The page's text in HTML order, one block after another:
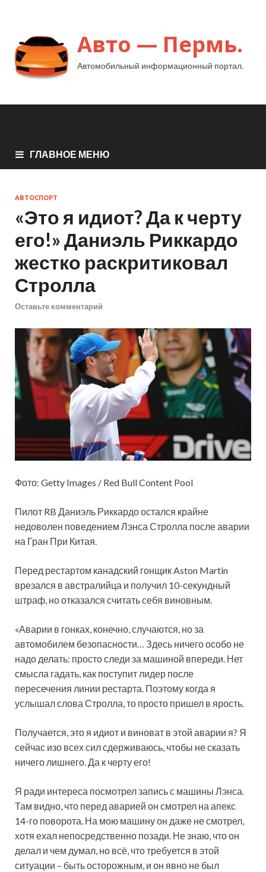
Авто — Пермь.
Автомобильный информационный портал.
ГЛАВНОЕ МЕНЮ
АВТОСПОРТ
«Это я идиот? Да к черту
его!» Даниэль Риккардо
жестко раскритиковал
Стролла
Оставьте комментарий
Фото: Getty Images / Red Bull Content Pool
Пилот RB Даниэль Риккардо остался крайне
недоволен поведением Лэнса Стролла после аварии
на Гран При Китая.
Перед рестартом канадский гонщик Aston Martin
врезался в австралийца и получил 10-секундный
штраф, но отказался считать себя виновным.
«Аварии в гонках, конечно, случаются, но за
автомобилем безопасности… Здесь ничего особо не
надо делать: просто следи за машиной впереди. Нет
смысла гадать, как поступит лидер после
пересечения линии рестарта. Поэтому когда я
услышал слова Стролла, то просто пришел в ярость.
Получается, это я идиот и виноват в этой аварии я? Я
сейчас изо всех сил сдерживаюсь, чтобы не сказать
ничего лишнего. Да к черту его!
Я ради интереса посмотрел запись с машины Лэнса.
Там видно, что перед аварией он смотрел на апекс
14-го поворота. На мою машину он даже не смотрел,
хотя ехал непосредственно позади. Не знаю, что он
делал и чем думал, но всё, что требуется в этой
ситуации – быть осторожным, и он явно не был